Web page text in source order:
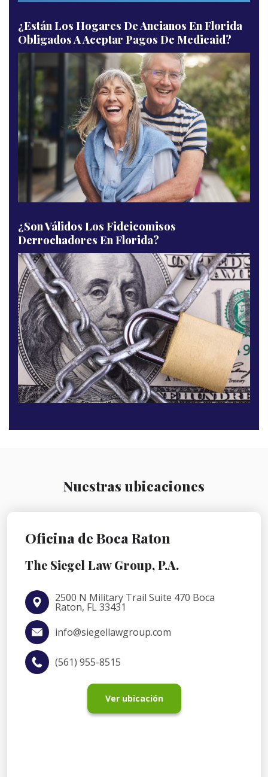
¿Están Los Hogares De Ancianos En Florida
Obligados A Aceptar Pagos De Medicaid?
¿Son Válidos Los Fideicomisos
Derrochadores En Florida?
Nuestras ubicaciones
Oficina de Boca Raton
The Siegel Law Group, P.A.
2500 N Military Trail Suite 470 Boca
Raton, FL 33431
info@siegellawgroup.com
(561) 955-8515
Ver ubicación